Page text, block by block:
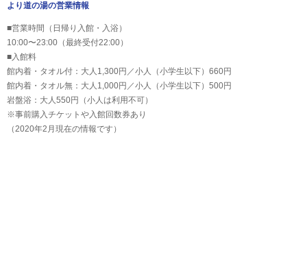
より道の湯の営業情報
■営業時間（日帰り入館・入浴）
10:00〜23:00（最終受付22:00）
■入館料
館内着・タオル付：大人1,300円／小人（小学生以下）660円
館内着・タオル無：大人1,000円／小人（小学生以下）500円
岩盤浴：大人550円（小人は利用不可）
※事前購入チケットや入館回数券あり
（2020年2月現在の情報です）